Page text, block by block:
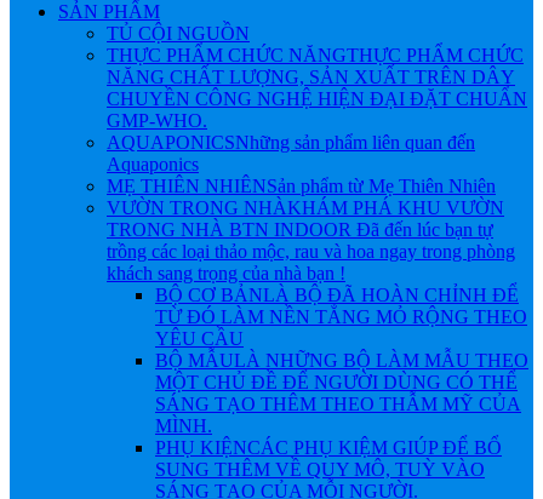
SẢN PHẨM
TỦ CỘI NGUỒN
THỰC PHẨM CHỨC NĂNGTHỰC PHẨM CHỨC
NĂNG CHẤT LƯỢNG, SẢN XUẤT TRÊN DÂY
CHUYỀN CÔNG NGHỆ HIỆN ĐẠI ĐẶT CHUẨN
GMP-WHO.
AQUAPONICSNhững sản phẩm liên quan đến
Aquaponics
MẸ THIÊN NHIÊNSản phẩm từ Mẹ Thiên Nhiên
VƯỜN TRONG NHÀKHÁM PHÁ KHU VƯỜN
TRONG NHÀ BTN INDOOR Đã đến lúc bạn tự
trồng các loại thảo mộc, rau và hoa ngay trong phòng
khách sang trọng của nhà bạn !
BỘ CƠ BẢNLÀ BỘ ĐÃ HOÀN CHỈNH ĐỂ
TỪ ĐÓ LÀM NỀN TẲNG MỎ RỘNG THEO
YÊU CẦU
BỘ MẪULÀ NHỮNG BỘ LÀM MẪU THEO
MỘT CHỦ ĐỀ ĐỂ NGƯỜI DÙNG CÓ THỂ
SÁNG TẠO THÊM THEO THẪM MỸ CỦA
MÌNH.
PHỤ KIỆNCÁC PHỤ KIỆM GIÚP ĐỂ BỔ
SUNG THÊM VỀ QUY MÔ, TUỲ VÀO
SÁNG TẠO CỦA MỖI NGƯỜI.